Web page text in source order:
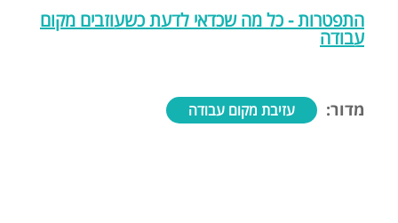
התפטרות - כל מה שכדאי לדעת כשעוזבים מקום
עבודה
מדור: עזיבת מקום עבודה